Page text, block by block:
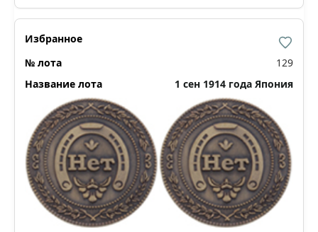
129
1 сен 1914 года Япония